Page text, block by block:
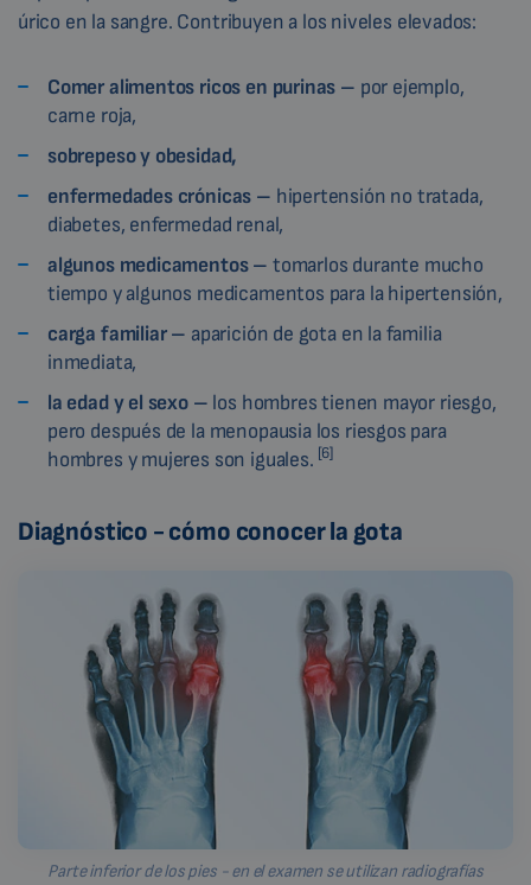
úrico en la sangre. Contribuyen a los niveles elevados:
Comer alimentos ricos en purinas – por ejemplo,
carne roja,
sobrepeso y obesidad,
enfermedades crónicas – hipertensión no tratada,
diabetes, enfermedad renal,
algunos medicamentos – tomarlos durante mucho
tiempo y algunos medicamentos para la hipertensión,
carga familiar – aparición de gota en la familia
inmediata,
la edad y el sexo – los hombres tienen mayor riesgo,
pero después de la menopausia los riesgos para
hombres y mujeres son iguales. [6]
Diagnóstico - cómo conocer la gota
Parte inferior de los pies - en el examen se utilizan radiografías